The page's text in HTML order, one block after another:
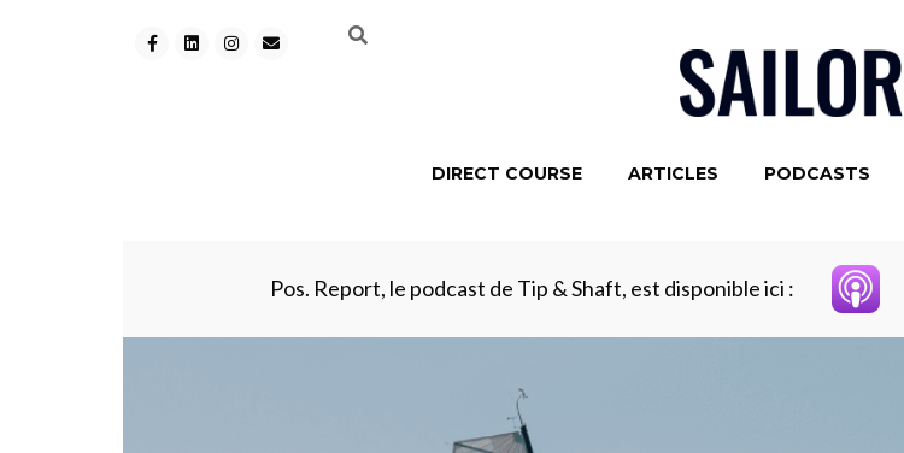
DIRECT COURSE ARTICLES PODCASTS
Pos. Report, le podcast de Tip & Shaft, est disponible ici :